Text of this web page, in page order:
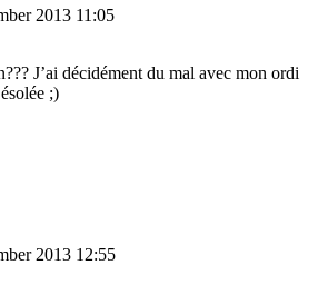
2013 11:05
J’ai décidément du mal avec mon ordi
;)
2013 12:55